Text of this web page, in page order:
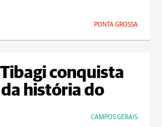
PONTA GROSSA
conquista
história do
CAMPOS GERAIS